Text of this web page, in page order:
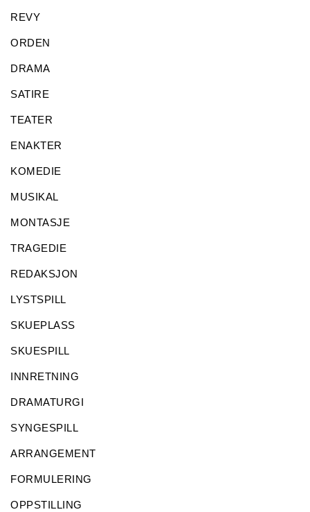
REVY
ORDEN
DRAMA
SATIRE
TEATER
ENAKTER
KOMEDIE
MUSIKAL
MONTASJE
TRAGEDIE
REDAKSJON
LYSTSPILL
SKUEPLASS
SKUESPILL
INNRETNING
DRAMATURGI
SYNGESPILL
ARRANGEMENT
FORMULERING
OPPSTILLING